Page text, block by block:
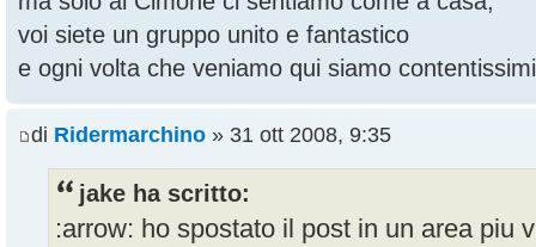
voi siete un gruppo unito e fantastico
e ogni volta che veniamo qui siamo contentissimi
di Ridermarchino » 31 ott 2008, 9:35
jake ha scritto:
:arrow: ho spostato il post in un area piu